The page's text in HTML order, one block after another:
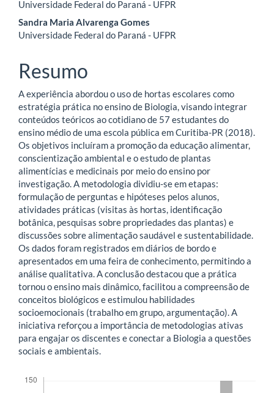
artigo
principal
Universidade Federal do Paraná - UFPR
Sandra Maria Alvarenga Gomes
Universidade Federal do Paraná - UFPR
Resumo
A experiência abordou o uso de hortas escolares como
estratégia prática no ensino de Biologia, visando integrar
conteúdos teóricos ao cotidiano de 57 estudantes do
ensino médio de uma escola pública em Curitiba-PR (2018).
Os objetivos incluíram a promoção da educação alimentar,
conscientização ambiental e o estudo de plantas
alimentícias e medicinais por meio do ensino por
investigação. A metodologia dividiu-se em etapas:
formulação de perguntas e hipóteses pelos alunos,
atividades práticas (visitas às hortas, identificação
botânica, pesquisas sobre propriedades das plantas) e
discussões sobre alimentação saudável e sustentabilidade.
Os dados foram registrados em diários de bordo e
apresentados em uma feira de conhecimento, permitindo a
análise qualitativa. A conclusão destacou que a prática
tornou o ensino mais dinâmico, facilitou a compreensão de
conceitos biológicos e estimulou habilidades
socioemocionais (trabalho em grupo, argumentação). A
iniciativa reforçou a importância de metodologias ativas
para engajar os discentes e conectar a Biologia a questões
sociais e ambientais.